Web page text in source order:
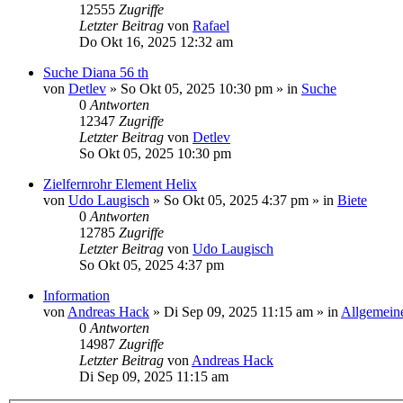
12555 Zugriffe
Letzter Beitrag von Rafael
Do Okt 16, 2025 12:32 am
Suche Diana 56 th
von Detlev » So Okt 05, 2025 10:30 pm » in Suche
0 Antworten
12347 Zugriffe
Letzter Beitrag von Detlev
So Okt 05, 2025 10:30 pm
Zielfernrohr Element Helix
von Udo Laugisch » So Okt 05, 2025 4:37 pm » in Biete
0 Antworten
12785 Zugriffe
Letzter Beitrag von Udo Laugisch
So Okt 05, 2025 4:37 pm
Information
von Andreas Hack » Di Sep 09, 2025 11:15 am » in
0 Antworten
14987 Zugriffe
Letzter Beitrag von Andreas Hack
Di Sep 09, 2025 11:15 am